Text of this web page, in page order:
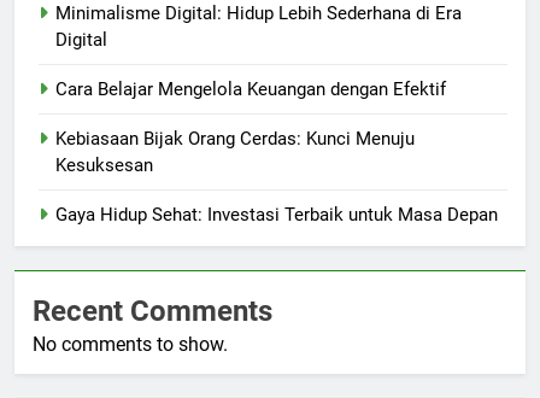
Minimalisme Digital: Hidup Lebih Sederhana di Era
Digital
Cara Belajar Mengelola Keuangan dengan Efektif
Kebiasaan Bijak Orang Cerdas: Kunci Menuju
Kesuksesan
Gaya Hidup Sehat: Investasi Terbaik untuk Masa Depan
Recent Comments
No comments to show.